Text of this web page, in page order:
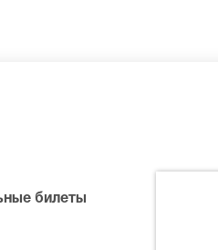
билеты